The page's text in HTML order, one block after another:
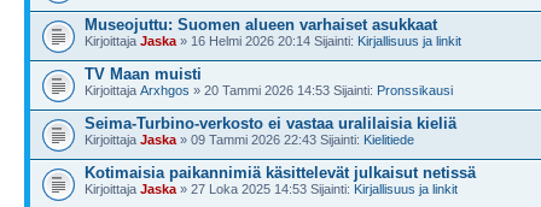
Museojuttu: Suomen alueen varhaiset asukkaat
Kirjoittaja Jaska » 16 Helmi 2026 20:14 Sijainti: Kirjallisuus ja linkit
TV Maan muisti
Kirjoittaja Arxhgos » 20 Tammi 2026 14:53 Sijainti: Pronssikausi
Seima-Turbino-verkosto ei vastaa uralilaisia kieliä
Kirjoittaja Jaska » 09 Tammi 2026 22:43 Sijainti: Kielitiede
Kotimaisia paikannimiä käsittelevät julkaisut netissä
Kirjoittaja Jaska » 27 Loka 2025 14:53 Sijainti: Kirjallisuus ja linkit